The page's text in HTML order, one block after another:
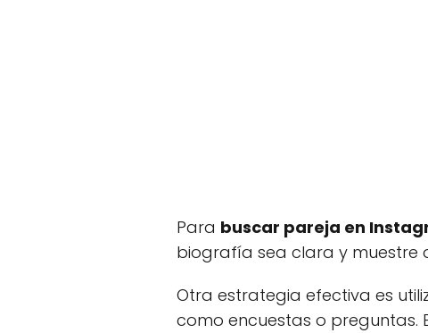
Para buscar pareja en
biografía sea clara y muestre
Otra estrategia efectiva es
como encuestas o preguntas.